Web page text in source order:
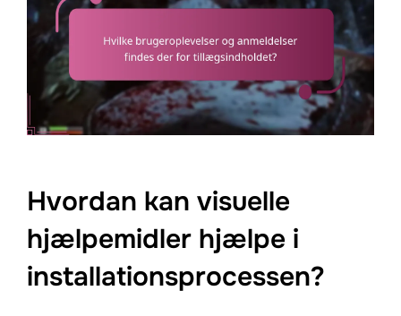
Hvordan kan visuelle
hjælpemidler hjælpe i
installationsprocessen?